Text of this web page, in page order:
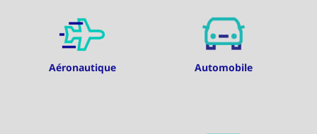
Aéronautique Automobile